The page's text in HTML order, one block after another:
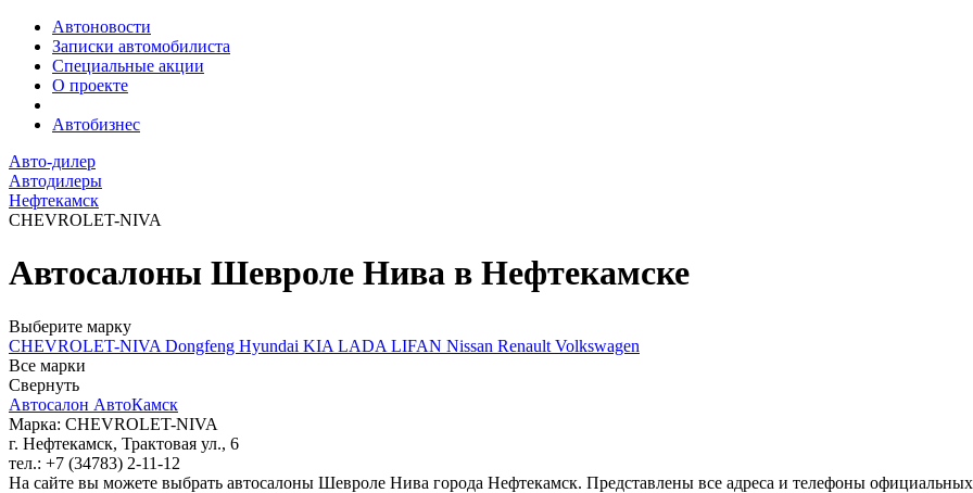
Автоновости
Записки автомобилиста
Специальные акции
О проекте
Автобизнес
Авто-дилер
Автодилеры
Нефтекамск
CHEVROLET-NIVA
Автосалоны Шевроле Нива в Нефтекамске
Выберите марку
CHEVROLET-NIVA Dongfeng Hyundai KIA LADA LIFAN Nissan Renault Volkswagen
Все марки
Свернуть
Автосалон АвтоКамск
Марка: CHEVROLET-NIVA
г. Нефтекамск, Трактовая ул., 6
тел.: +7 (34783) 2-11-12
На сайте вы можете выбрать автосалоны Шевроле Нива города Нефтекамск. Представлены все адреса и телефоны